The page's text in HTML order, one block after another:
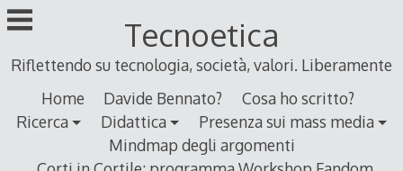
Skip
to
Tecnoetica
Riflettendo su tecnologia, società, valori. Liberamente
Home
Davide Bennato?
Cosa ho scritto?
Ricerca
Didattica
Presenza sui mass media
Mindmap degli argomenti